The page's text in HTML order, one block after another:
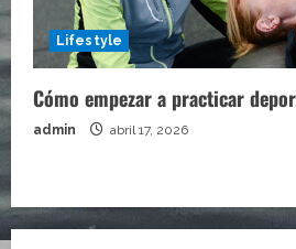
Lifestyle
Cómo empezar a practicar
admin abril 17, 2026